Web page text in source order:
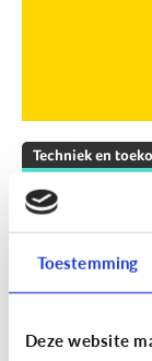
Toestemming
Deze website
Techniek en
Wat zijn